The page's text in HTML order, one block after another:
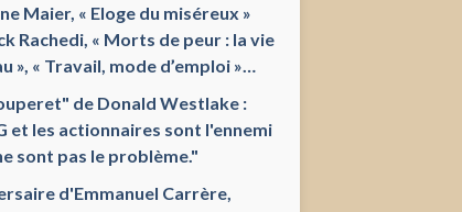
Maier, « Eloge du miséreux »
Rachedi, « Morts de peur : la vie
», « Travail, mode d’emploi »…
de Donald Westlake :
et les actionnaires sont l'ennemi
sont pas le problème."
d'Emmanuel Carrère,